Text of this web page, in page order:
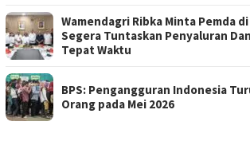
Wamendagri Ribka Minta Pemda
Segera Tuntaskan Penyaluran
Tepat Waktu
BPS: Pengangguran Indonesia
Orang pada Mei 2026